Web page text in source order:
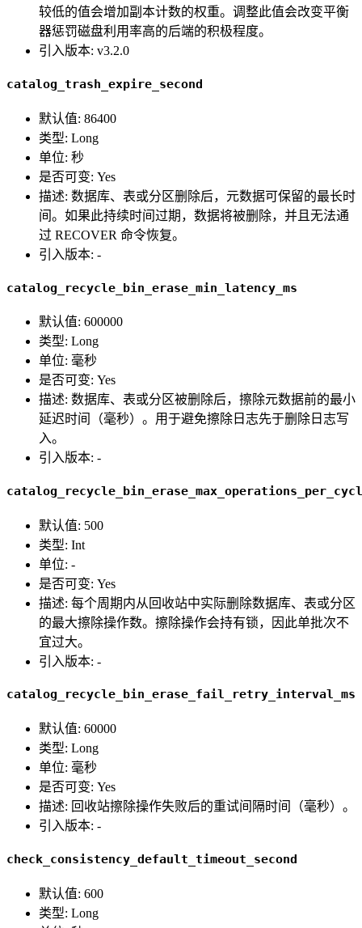
较低的值会增加副本计数的权重。调整此值会改变平衡
器惩罚磁盘利用率高的后端的积极程度。
引入版本: v3.2.0
catalog_trash_expire_second
默认值: 86400
类型: Long
单位: 秒
是否可变: Yes
描述: 数据库、表或分区删除后，元数据可保留的最长时
间。如果此持续时间过期，数据将被删除，并且无法通
过 RECOVER 命令恢复。
引入版本: -
catalog_recycle_bin_erase_min_latency_ms
默认值: 600000
类型: Long
单位: 毫秒
是否可变: Yes
描述: 数据库、表或分区被删除后，擦除元数据前的最小
延迟时间（毫秒）。用于避免擦除日志先于删除日志写
入。
引入版本: -
默认值: 500
类型: Int
单位: -
是否可变: Yes
描述: 每个周期内从回收站中实际删除数据库、表或分区
的最大擦除操作数。擦除操作会持有锁，因此单批次不
宜过大。
引入版本: -
catalog_recycle_bin_erase_fail_retry_interval_ms
默认值: 60000
类型: Long
单位: 毫秒
是否可变: Yes
描述: 回收站擦除操作失败后的重试间隔时间（毫秒）。
引入版本: -
check_consistency_default_timeout_second
默认值: 600
类型: Long